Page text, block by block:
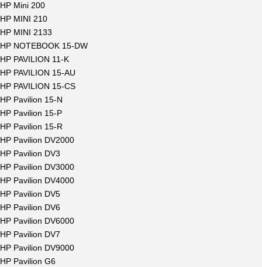
HP Mini 200
HP MINI 210
HP MINI 2133
HP NOTEBOOK 15-DW
HP PAVILION 11-K
HP PAVILION 15-AU
HP PAVILION 15-CS
HP Pavilion 15-N
HP Pavilion 15-P
HP Pavilion 15-R
HP Pavilion DV2000
HP Pavilion DV3
HP Pavilion DV3000
HP Pavilion DV4000
HP Pavilion DV5
HP Pavilion DV6
HP Pavilion DV6000
HP Pavilion DV7
HP Pavilion DV9000
HP Pavilion G6